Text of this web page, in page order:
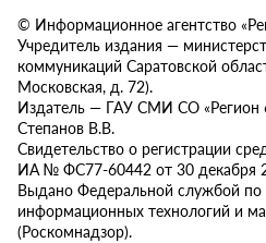
© Информационное агентство
Учредитель издания —
коммуникаций Саратовской
Московская, д. 72).
Издатель — ГАУ СМИ СО «Регион
Степанов В.В.
Свидетельство о регистрации
ИА № ФС77-60442 от 30 декабря
Выдано Федеральной службой по
информационных технологий и
(Роскомнадзор).